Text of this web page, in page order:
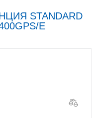
STANDARD
E